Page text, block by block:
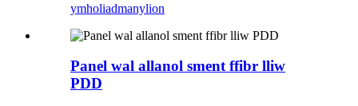
ymholiadmanylion
Panel wal allanol sment ffibr lliw
PDD